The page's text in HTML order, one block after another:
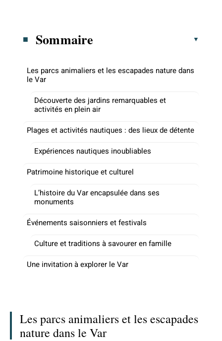
Sommaire
Les parcs animaliers et les escapades nature dans
le Var
Découverte des jardins remarquables et
activités en plein air
Plages et activités nautiques : des lieux de détente
Expériences nautiques inoubliables
Patrimoine historique et culturel
L’histoire du Var encapsulée dans ses
monuments
Événements saisonniers et festivals
Culture et traditions à savourer en famille
Une invitation à explorer le Var
Les parcs animaliers et les escapades
nature dans le Var